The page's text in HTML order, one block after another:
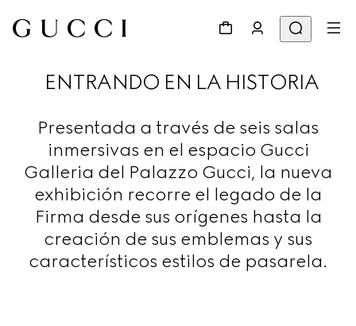
ENTRANDO EN LA HISTORIA
Presentada a través de seis salas
inmersivas en el espacio Gucci
Galleria del Palazzo Gucci, la nueva
exhibición recorre el legado de la
Firma desde sus orígenes hasta la
creación de sus emblemas y sus
característicos estilos de pasarela.